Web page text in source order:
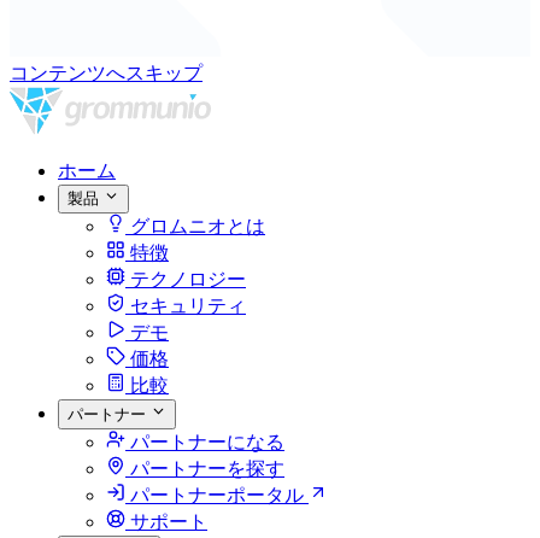
コンテンツへスキップ
ホーム
製品
グロムニオとは
特徴
テクノロジー
セキュリティ
デモ
価格
比較
パートナー
パートナーになる
パートナーを探す
パートナーポータル
サポート